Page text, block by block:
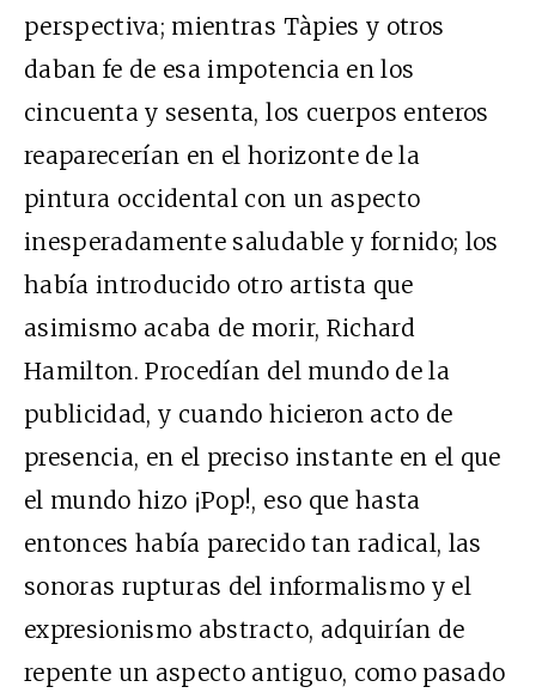
perspectiva; mientras Tàpies y otros
daban fe de esa impotencia en los
cincuenta y sesenta, los cuerpos enteros
reaparecerían en el horizonte de la
pintura occidental con un aspecto
inesperadamente saludable y fornido; los
había introducido otro artista que
asimismo acaba de morir, Richard
Hamilton. Procedían del mundo de la
publicidad, y cuando hicieron acto de
presencia, en el preciso instante en el que
el mundo hizo ¡Pop!, eso que hasta
entonces había parecido tan radical, las
sonoras rupturas del informalismo y el
expresionismo abstracto, adquirían de
repente un aspecto antiguo, como pasado